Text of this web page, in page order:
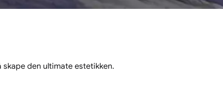
Gratis
den ultimate estetikken.